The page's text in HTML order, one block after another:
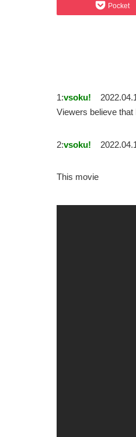
Pocket
1:vsoku!
Viewers believe
2:vsoku!
This movie